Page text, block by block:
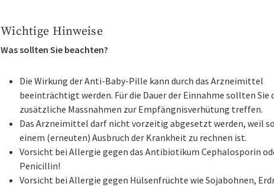
Wichtige Hinweise
Was sollten Sie beachten?
Die Wirkung der Anti-Baby-Pille kann durch das Arzneimittel
beeinträchtigt werden. Für die Dauer der Einnahme sollten Sie
zusätzliche Massnahmen zur Empfängnisverhütung treffen.
Das Arzneimittel darf nicht vorzeitig abgesetzt werden, weil
einem (erneuten) Ausbruch der Krankheit zu rechnen ist.
Vorsicht bei Allergie gegen das Antibiotikum Cephalosporin
Penicillin!
Vorsicht bei Allergie gegen Hülsenfrüchte wie Sojabohnen,